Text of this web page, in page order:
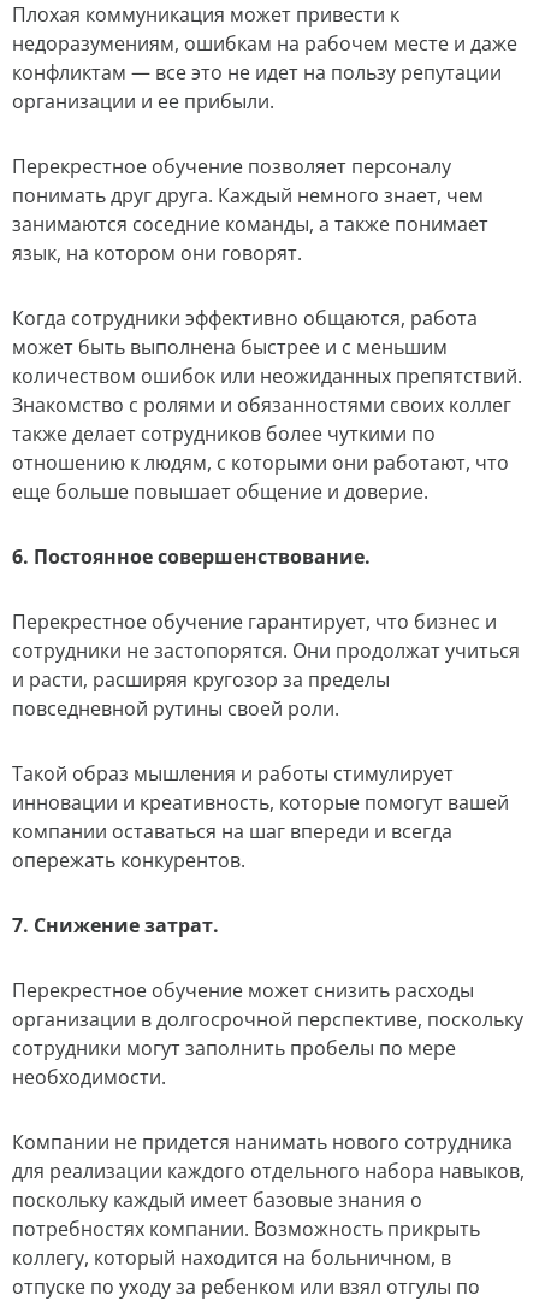
Плохая коммуникация может привести к
недоразумениям, ошибкам на рабочем месте и даже
конфликтам — все это не идет на пользу репутации
организации и ее прибыли.
Перекрестное обучение позволяет персоналу
понимать друг друга. Каждый немного знает, чем
занимаются соседние команды, а также понимает
язык, на котором они говорят.
Когда сотрудники эффективно общаются, работа
может быть выполнена быстрее и с меньшим
количеством ошибок или неожиданных препятствий.
Знакомство с ролями и обязанностями своих коллег
также делает сотрудников более чуткими по
отношению к людям, с которыми они работают, что
еще больше повышает общение и доверие.
6. Постоянное совершенствование.
Перекрестное обучение гарантирует, что бизнес и
сотрудники не застопорятся. Они продолжат учиться
и расти, расширяя кругозор за пределы
повседневной рутины своей роли.
Такой образ мышления и работы стимулирует
инновации и креативность, которые помогут вашей
компании оставаться на шаг впереди и всегда
опережать конкурентов.
7. Снижение затрат.
Перекрестное обучение может снизить расходы
организации в долгосрочной перспективе, поскольку
сотрудники могут заполнить пробелы по мере
необходимости.
Компании не придется нанимать нового сотрудника
для реализации каждого отдельного набора навыков,
поскольку каждый имеет базовые знания о
потребностях компании. Возможность прикрыть
коллегу, который находится на больничном, в
отпуске по уходу за ребенком или взял отгулы по